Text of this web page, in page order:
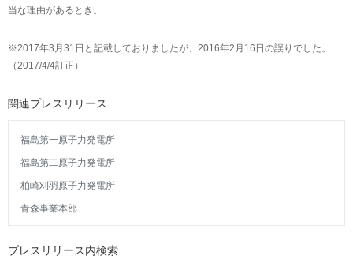
当な理由があるとき。
※2017年3月31日と記載しておりましたが、2016年2月16日の誤りでした。
（2017/4/4訂正）
関連プレスリリース
福島第一原子力発電所
福島第二原子力発電所
柏崎刈羽原子力発電所
青森事業本部
プレスリリース内検索